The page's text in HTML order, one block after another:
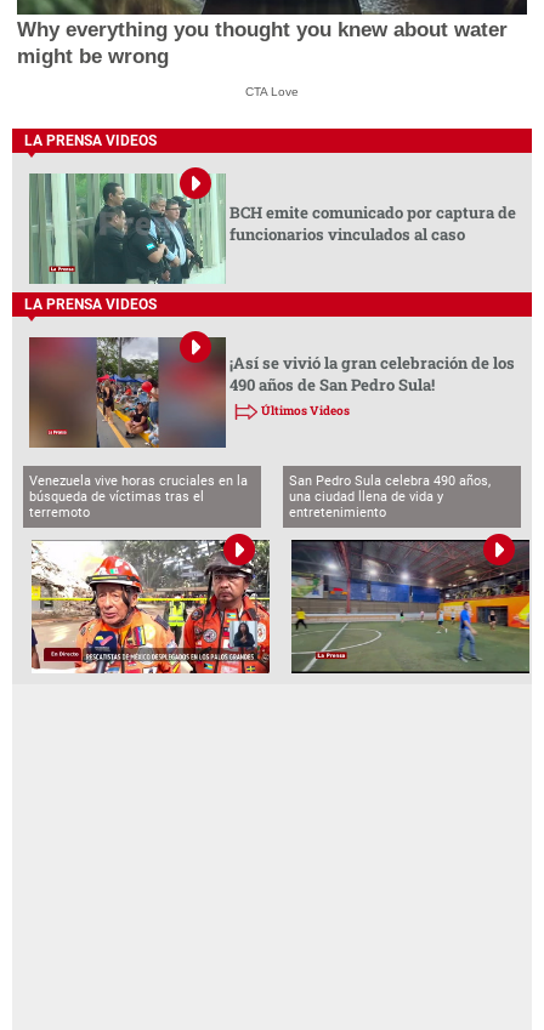
Why everything you thought you knew about water
might be wrong
CTA Love
LA PRENSA VIDEOS
BCH emite comunicado por captura de
funcionarios vinculados al caso
LA PRENSA VIDEOS
¡Así se vivió la gran celebración de los
490 años de San Pedro Sula!
Últimos Videos
Venezuela vive horas cruciales en la
búsqueda de víctimas tras el
terremoto
San Pedro Sula celebra 490 años,
una ciudad llena de vida y
entretenimiento